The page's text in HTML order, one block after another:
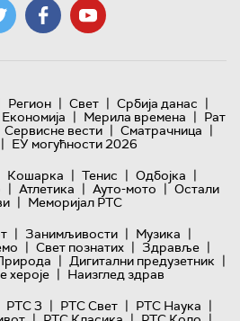
Регион | Свет | Србија данас |
Економија | Мерила времена | Рат
Сервисне вести | Сматрачница |
| ЕУ могућности 2026
Кошарка | Тенис | Одбојка |
| Атлетика | Ауто-мото | Остали
| Меморијал РТС
| Занимљивости | Музика |
| Свет познатих | Здравље |
| Дигитални предузетник |
хероје | Наизглед здрав
РТС 3 | РТС Свет | РТС Наука |